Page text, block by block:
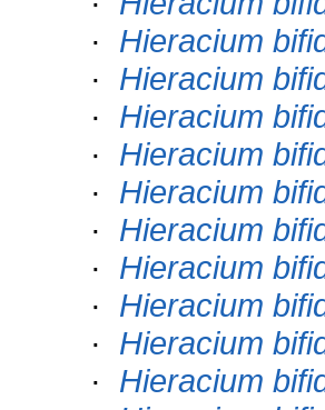
· Hieracium
· Hieracium
· Hieracium
· Hieracium
· Hieracium
· Hieracium
· Hieracium
· Hieracium
· Hieracium
· Hieracium